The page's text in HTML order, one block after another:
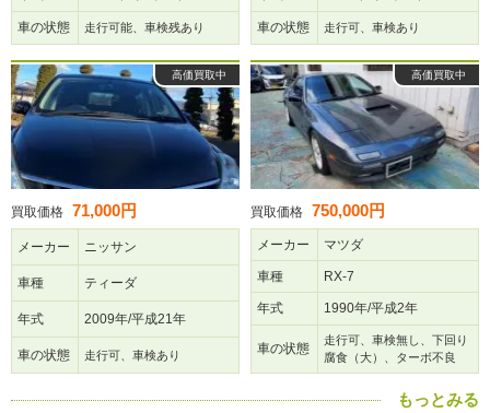
車の状態 走行可能、車検残あり 車の状態 走行可、車検あり
高価買取中
買取価格 71,000円
メーカー ニッサン
車種 ティーダ
年式 2009年/平成21年
車の状態 走行可、車検あり
高価買取中
買取価格 750,000円
メーカー マツダ
車種 RX-7
年式 1990年/平成2年
車の状態
走行可、車検無し、下回り
腐食（大）、ターボ不良
もっとみる